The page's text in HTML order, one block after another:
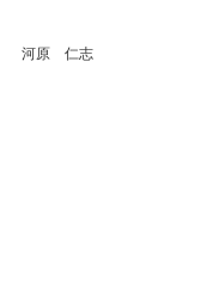
河原 仁志